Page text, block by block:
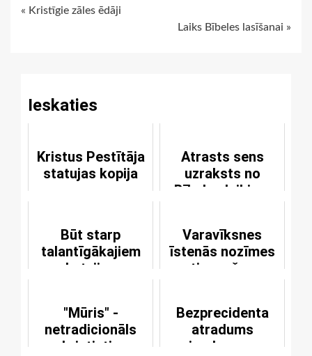
Continue
« Kristīgie zāles ēdāji
Laiks Bībeles lasīšanai »
Ieskaties
Kristus Pestītāja
statujas kopija
Atrasts sens
uzraksts no
Bībeles laikiem
Būt starp
talantīgākajiem
Latvijas
Varavīksnes
īstenās nozīmes
atjaunošana
"Mūris" -
netradicionāls
kristietis
Bezprecidenta
atradums
izrakumos